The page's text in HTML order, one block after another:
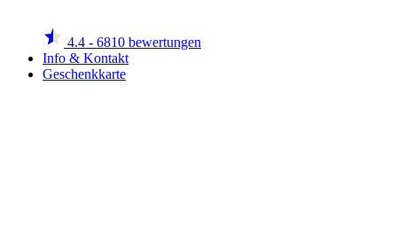
4.4 - 6810 bewertungen
Info & Kontakt
Geschenkkarte